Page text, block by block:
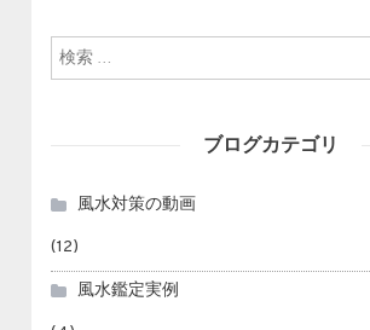
ブログカテゴリ
風水対策の動画
(12)
風水鑑定実例